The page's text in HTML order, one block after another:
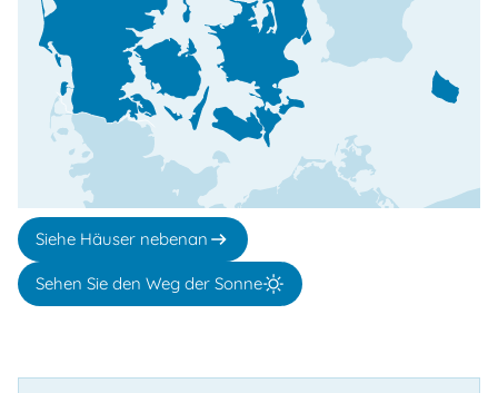
Siehe Häuser nebenan
Sehen Sie den Weg der Sonne